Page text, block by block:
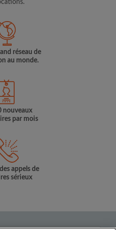
réseau de
au monde.
nouveaux
par mois
appels de
sérieux